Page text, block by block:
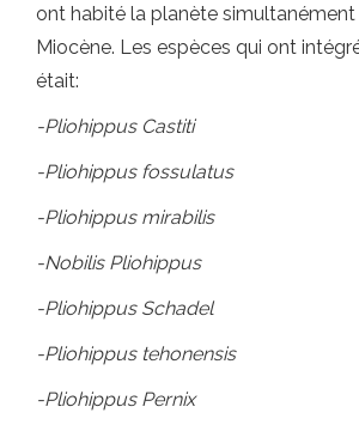
ont habité la planète
Miocène. Les espèces qui ont
était:
-Pliohippus Castiti
-Pliohippus fossulatus
-Pliohippus mirabilis
-Nobilis Pliohippus
-Pliohippus Schadel
-Pliohippus tehonensis
-Pliohippus Pernix